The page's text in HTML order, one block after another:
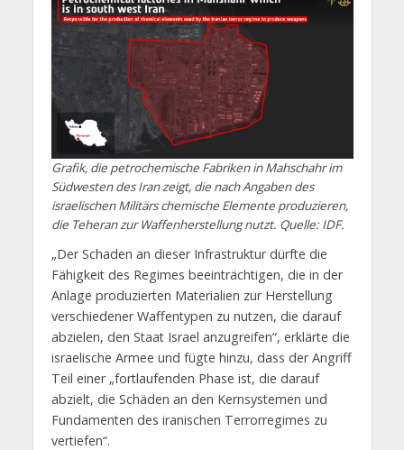
Grafik, die petrochemische Fabriken in Mahschahr im
Südwesten des Iran zeigt, die nach Angaben des
israelischen Militärs chemische Elemente produzieren,
die Teheran zur Waffenherstellung nutzt. Quelle: IDF.
„Der Schaden an dieser Infrastruktur dürfte die
Fähigkeit des Regimes beeinträchtigen, die in der
Anlage produzierten Materialien zur Herstellung
verschiedener Waffentypen zu nutzen, die darauf
abzielen, den Staat Israel anzugreifen“, erklärte die
israelische Armee und fügte hinzu, dass der Angriff
Teil einer „fortlaufenden Phase ist, die darauf
abzielt, die Schäden an den Kernsystemen und
Fundamenten des iranischen Terrorregimes zu
vertiefen“.